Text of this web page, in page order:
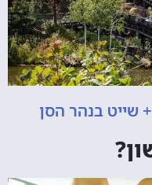
שייט בנהר הסן